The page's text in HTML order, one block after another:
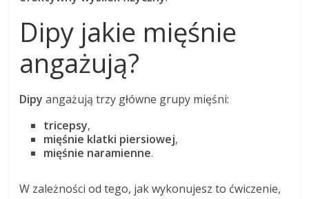
Dipy jakie mięśnie
angażują?
Dipy angażują trzy główne grupy mięśni:
tricepsy,
mięśnie klatki piersiowej,
mięśnie naramienne.
W zależności od tego, jak wykonujesz to ćwiczenie,